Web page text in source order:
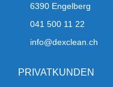
6390 Engelberg
041 500 11 22
info@dexclean.ch
PRIVATKUNDEN